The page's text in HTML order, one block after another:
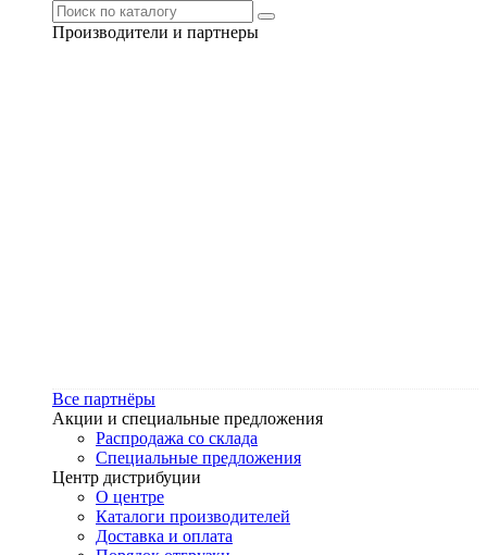
Производители и партнеры
Все партнёры
Акции и специальные предложения
Распродажа со склада
Специальные предложения
Центр дистрибуции
О центре
Каталоги производителей
Доставка и оплата